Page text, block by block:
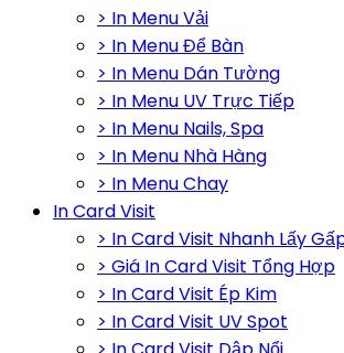
> In Menu Vải
> In Menu Để Bàn
> In Menu Dán Tường
> In Menu UV Trực Tiếp
> In Menu Nails, Spa
> In Menu Nhà Hàng
> In Menu Chay
In Card Visit
> In Card Visit Nhanh Lấy
> Giá In Card Visit Tổng Hợp
> In Card Visit Ép Kim
> In Card Visit UV Spot